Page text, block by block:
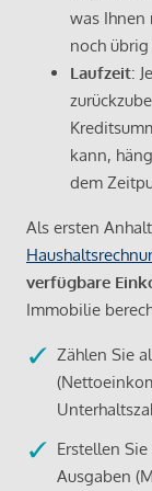
was Ihnen
noch übrig
Laufzeit:
kann,
dem
Als ersten
verfügbare
Immobilie
Zählen Sie
Erstellen
Ausgaben